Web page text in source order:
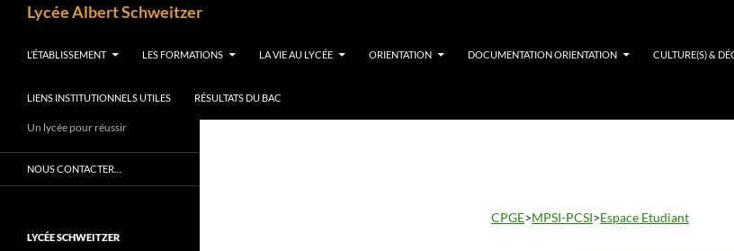
Lycée Albert Schweitzer
L’ÉTABLISSEMENT LES FORMATIONS LA VIE AU LYCÉE ORIENTATION DOCUMENTATION ORIENTATION CULTURE(S) &
LIENS INSTITUTIONNELS UTILES RÉSULTATS DU BAC
CPGE>MPSI-PCSI>Espace Etudiant
Un lycée pour réussir
NOUS CONTACTER…
LYCÉE SCHWEITZER